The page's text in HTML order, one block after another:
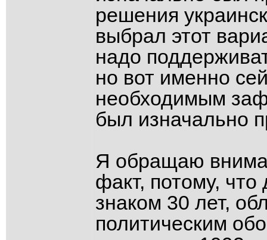
решения
выбрал этот
надо
но вот именно
необходимым
был изначально
Я обращаю
факт, потому, что
знаком 30 лет,
политическим